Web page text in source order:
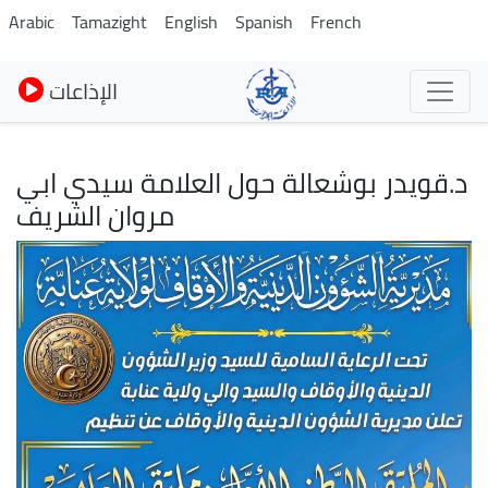
Pasar
al
contenido
principal
Arabic Tamazight English Spanish French
الإذاعات
د.قويدر بوشعالة حول العلامة سيدي ابي
مروان الشريف
Imagen